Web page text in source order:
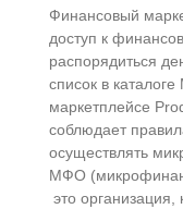
Финансовый
доступ к
распорядиться
список в
маркетплейсе
соблюдает
осуществлять
МФО
это организация,